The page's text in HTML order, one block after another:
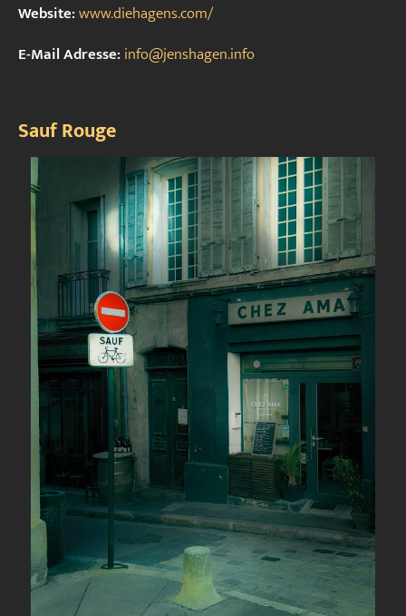
Website:www.diehagens.com/
E-Mail Adresse:info@jenshagen.info
Sauf Rouge